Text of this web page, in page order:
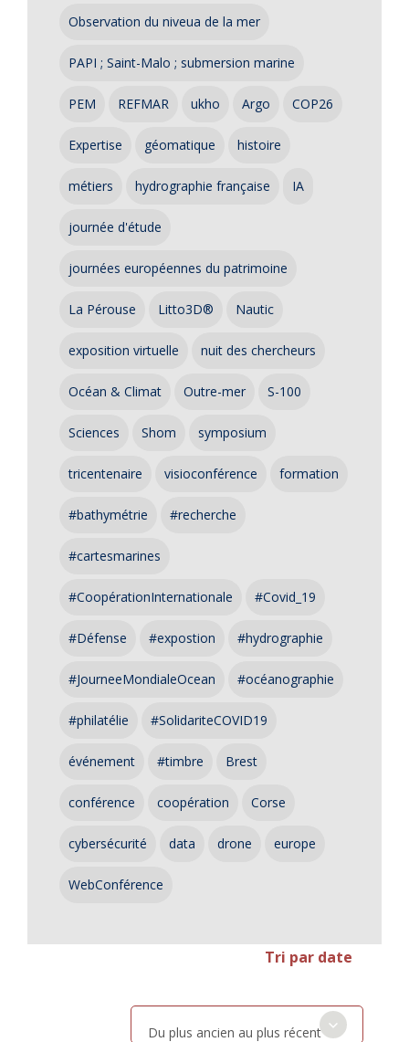
Observation du niveua de la mer
PAPI ; Saint-Malo ; submersion marine
PEM REFMAR ukho Argo COP26
Expertise géomatique histoire
métiers hydrographie française IA
journée d'étude
journées européennes du patrimoine
La Pérouse Litto3D® Nautic
exposition virtuelle nuit des chercheurs
Océan & Climat Outre-mer S-100
Sciences Shom symposium
tricentenaire visioconférence formation
#bathymétrie #recherche
#cartesmarines
#CoopérationInternationale #Covid_19
#Défense #expostion #hydrographie
#JourneeMondialeOcean #océanographie
#philatélie #SolidariteCOVID19
événement #timbre Brest
conférence coopération Corse
cybersécurité data drone europe
WebConférence
Tri par date
Du plus ancien au plus récent